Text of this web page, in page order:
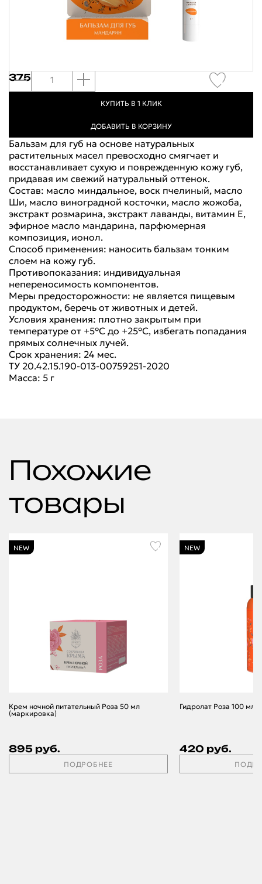
375 руб.
КУПИТЬ В 1 КЛИК
ДОБАВИТЬ В КОРЗИНУ
Бальзам для губ на основе натуральных
растительных масел превосходно смягчает и
восстанавливает сухую и поврежденную кожу губ,
придавая им свежий натуральный оттенок.
Состав: масло миндальное, воск пчелиный, масло
Ши, масло виноградной косточки, масло жожоба,
экстракт розмарина, экстракт лаванды, витамин Е,
эфирное масло мандарина, парфюмерная
композиция, ионол.
Способ применения: наносить бальзам тонким
слоем на кожу губ.
Противопоказания: индивидуальная
непереносимость компонентов.
Меры предосторожности: не является пищевым
продуктом, беречь от животных и детей.
Условия хранения: плотно закрытым при
температуре от +5°С до +25°С, избегать попадания
прямых солнечных лучей.
Срок хранения: 24 мес.
ТУ 20.42.15.190-013-00759251-2020
Масса: 5 г
Похожие
товары
NEW
Крем ночной питательный Роза 50 мл
(маркировка)
895 руб.
ПОДРОБНЕЕ
NEW
Гидролат Роза 100 мл
420 руб.